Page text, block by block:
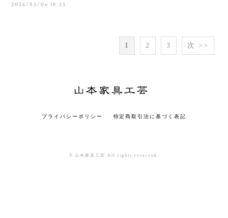
2026/03/06 18:35
1 2 3 次 >>
プライバシーポリシー 特定商取引法に基づく表記
© 山本家具工芸 All rights reserved.